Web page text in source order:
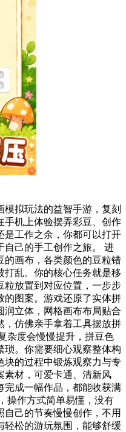
拟玩法的益智手游，复刻
手机上体验摆弄彩豆、创作
是工作之余，你都可以打开
自己的手工创作之旅。 进
的画布，各类颜色的豆粒错
打乱。你的核心任务就是移
粒放置到对应位置，一步步
的图案。游戏还原了实体拼
润立体，网格画布布局贴合
，仿佛亲手拿着工具摆放拼
杂度会慢慢提升，拼豆色
琐。你需要细心观察整体构
块的过程中锻炼观察力与专
素材，可爱卡通、清新风
完成一幅作品，都能收获满
操作方式简单易懂，没有
己的节奏慢慢创作，不用
轻松的游玩氛围，能够舒缓